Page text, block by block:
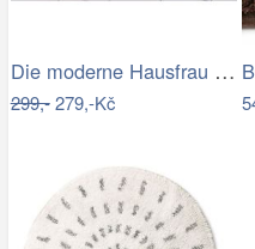
Die moderne Hausfrau Koupelnová…
299,-279,-Kč